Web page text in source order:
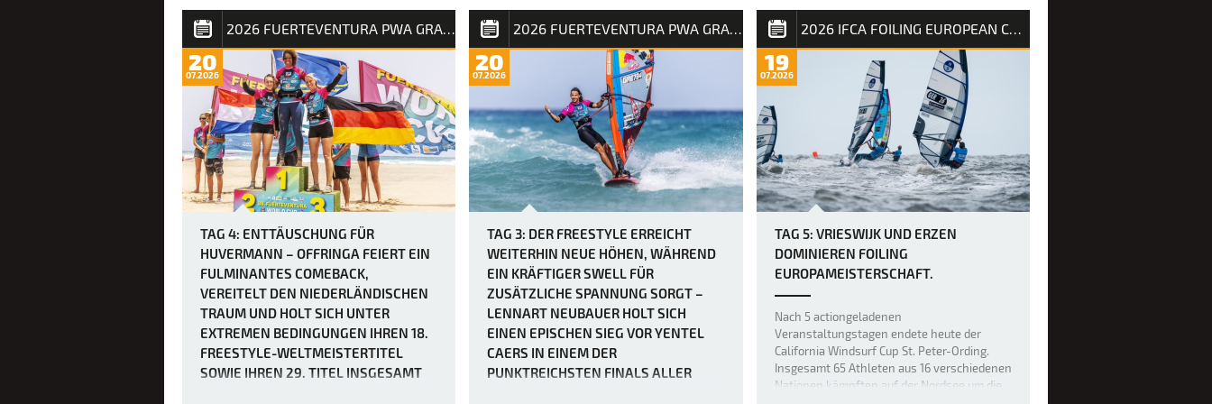
Die Vorhersage für Tag 3 des Slalom X beim
PWA Grand Slam 2026 auf Fuerteventura
war zwar schon immer als extrem windig
angekündigt worden, doch bei Berichten von
Windböen von bis zu 50 Knoten hätten sich
viele wohl kaum vorstellen können, wie
brutal es in Sotavento manchmal zug…
von über 40 Knoten am Nachmittag wurden
die Rennen dadurch nicht unbedingt
Windsurfer erneut durch heftige Böen und
den „Dea…
auf der Rennstrecke für Chaos sorgten. Wer
auf einen sanften Einstieg ins …
2026 FUERTEVENTURA PWA GRAND SLAM
20
07.2026
TAG 4: ENTTÄUSCHUNG FÜR
HUVERMANN – OFFRINGA FEIERT EIN
FULMINANTES COMEBACK,
VEREITELT DEN NIEDERLÄNDISCHEN
TRAUM UND HOLT SICH UNTER
EXTREMEN BEDINGUNGEN IHREN 18.
FREESTYLE-WELTMEISTERTITEL
SOWIE IHREN 29. TITEL INSGESAMT
2026 FUERTEVENTURA PWA GRAND SLAM
20
07.2026
TAG 3: DER FREESTYLE ERREICHT
WEITERHIN NEUE HÖHEN, WÄHREND
EIN KRÄFTIGER SWELL FÜR
ZUSÄTZLICHE SPANNUNG SORGT –
LENNART NEUBAUER HOLT SICH
EINEN EPISCHEN SIEG VOR YENTEL
CAERS IN EINEM DER
PUNKTREICHSTEN FINALS ALLER
2026 IFCA FOILING EUROPEAN CHAMPIONSHIP
19
07.2026
TAG 5: VRIESWIJK UND ERZEN
DOMINIEREN FOILING
EUROPAMEISTERSCHAFT.
Nach 5 actiongeladenen
Veranstaltungstagen endete heute der
California Windsurf Cup St. Peter-Ording.
Insgesamt 65 Athleten aus 16 verschiedenen
Nationen kämpften auf der Nordsee um die